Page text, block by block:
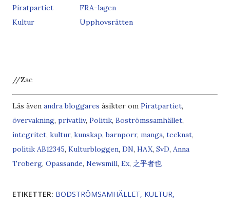
Piratpartiet
FRA-lagen
Kultur
Upphovsrätten
//Zac
Läs även andra bloggares åsikter om Piratpartiet,
övervakning, privatliv, Politik, Boströmssamhället,
integritet, kultur, kunskap,barnporr, manga, tecknat,
politik AB12345, Kulturbloggen, DN, HAX, SvD, Anna
Troberg, Opassande, Newsmill, Ex, 之乎者也
ETIKETTER: BODSTRÖMSAMHÄLLET KULTUR